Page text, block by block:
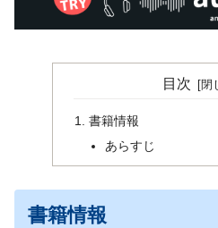
目次
書籍情報
あらすじ
書籍情報